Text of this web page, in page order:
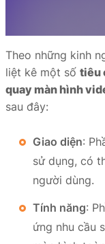
Theo những kinh
liệt kê một số tiêu
quay màn hình
sau đây:
Giao diện:
sử dụng, có
người dùng.
Tính năng:
ứng nhu cầu